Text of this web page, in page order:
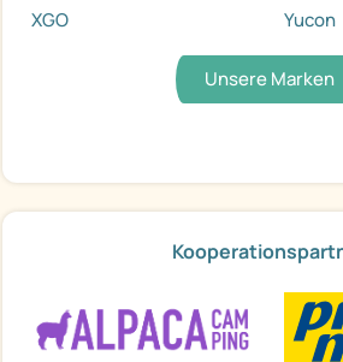
XGO
Yucon
Unsere Marken